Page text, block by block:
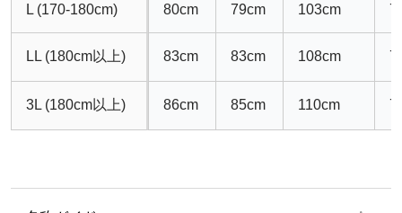
L (170-180cm) 80cm 79cm 103cm
LL (180cm以上) 83cm 83cm 108cm
3L (180cm以上) 86cm 85cm 110cm